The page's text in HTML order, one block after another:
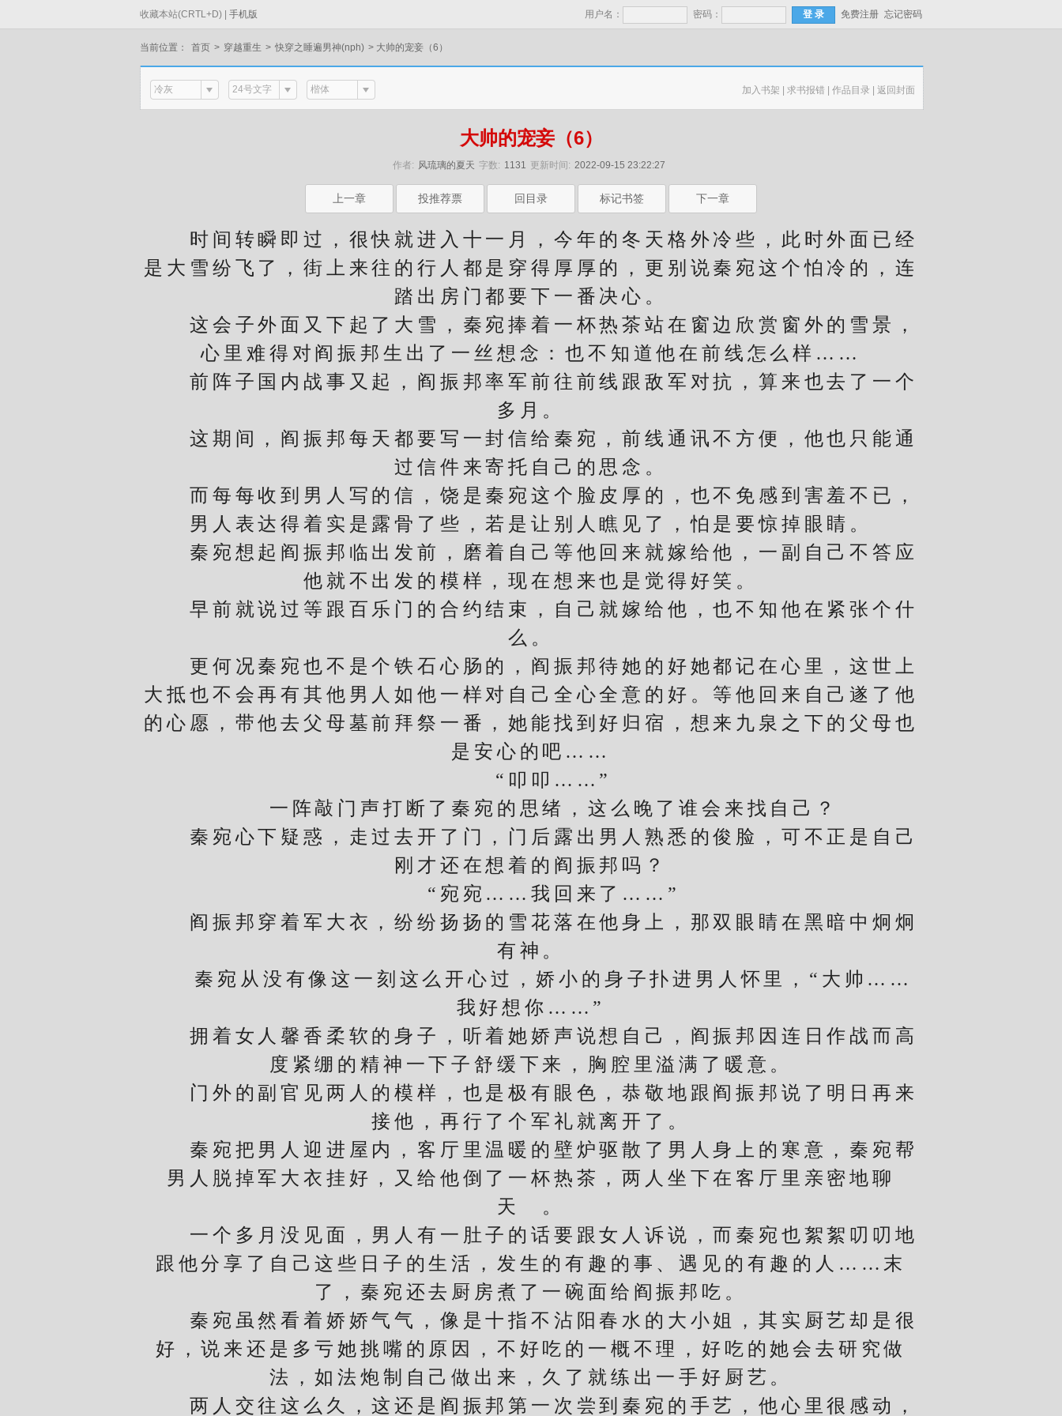
收藏本站(CRTL+D) | 手机版 用户名： 密码： 免费注册 忘记密码
当前位置： 首页 > 穿越重生 > 快穿之睡遍男神(nph) > 大帅的宠妾（6）
冷灰 24号文字 楷体 加入书架 | 求书报错 | 作品目录 | 返回封面
大帅的宠妾（6）
作者: 风琉璃的夏天 字数: 1131 更新时间: 2022-09-15 23:22:27
上一章 投推荐票 回目录 标记书签 下一章
时间转瞬即过，很快就进入十一月，今年的冬天格外冷些，此时外面已经
是大雪纷飞了，街上来往的行人都是穿得厚厚的，更别说秦宛这个怕冷的，连
踏出房门都要下一番决心。
这会子外面又下起了大雪，秦宛捧着一杯热茶站在窗边欣赏窗外的雪景，
心里难得对阎振邦生出了一丝想念：也不知道他在前线怎么样……
前阵子国内战事又起，阎振邦率军前往前线跟敌军对抗，算来也去了一个
多月。
这期间，阎振邦每天都要写一封信给秦宛，前线通讯不方便，他也只能通
过信件来寄托自己的思念。
而每每收到男人写的信，饶是秦宛这个脸皮厚的，也不免感到害羞不已，
男人表达得着实是露骨了些，若是让别人瞧见了，怕是要惊掉眼睛。
秦宛想起阎振邦临出发前，磨着自己等他回来就嫁给他，一副自己不答应
他就不出发的模样，现在想来也是觉得好笑。
早前就说过等跟百乐门的合约结束，自己就嫁给他，也不知他在紧张个什
么。
更何况秦宛也不是个铁石心肠的，阎振邦待她的好她都记在心里，这世上
大抵也不会再有其他男人如他一样对自己全心全意的好。等他回来自己遂了他
的心愿，带他去父母墓前拜祭一番，她能找到好归宿，想来九泉之下的父母也
是安心的吧……
“叩叩……”
一阵敲门声打断了秦宛的思绪，这么晚了谁会来找自己？
秦宛心下疑惑，走过去开了门，门后露出男人熟悉的俊脸，可不正是自己
刚才还在想着的阎振邦吗？
“宛宛……我回来了……”
阎振邦穿着军大衣，纷纷扬扬的雪花落在他身上，那双眼睛在黑暗中炯炯
有神。
秦宛从没有像这一刻这么开心过，娇小的身子扑进男人怀里，“大帅……
我好想你……”
拥着女人馨香柔软的身子，听着她娇声说想自己，阎振邦因连日作战而高
度紧绷的精神一下子舒缓下来，胸腔里溢满了暖意。
门外的副官见两人的模样，也是极有眼色，恭敬地跟阎振邦说了明日再来
接他，再行了个军礼就离开了。
秦宛把男人迎进屋内，客厅里温暖的壁炉驱散了男人身上的寒意，秦宛帮
男人脱掉军大衣挂好，又给他倒了一杯热茶，两人坐下在客厅里亲密地聊
天 。
一个多月没见面，男人有一肚子的话要跟女人诉说，而秦宛也絮絮叨叨地
跟他分享了自己这些日子的生活，发生的有趣的事、遇见的有趣的人……末
了，秦宛还去厨房煮了一碗面给阎振邦吃。
秦宛虽然看着娇娇气气，像是十指不沾阳春水的大小姐，其实厨艺却是很
好，说来还是多亏她挑嘴的原因，不好吃的一概不理，好吃的她会去研究做
法，如法炮制自己做出来，久了就练出一手好厨艺。
两人交往这么久，这还是阎振邦第一次尝到秦宛的手艺，他心里很感动，